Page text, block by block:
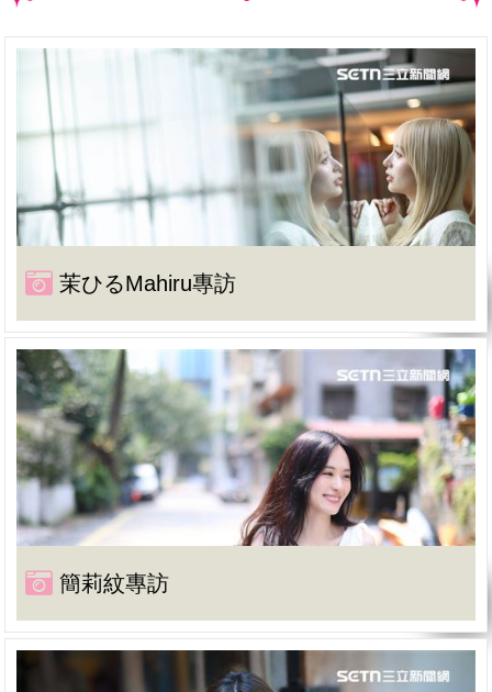
茉ひるMahiru專訪
簡莉紋專訪